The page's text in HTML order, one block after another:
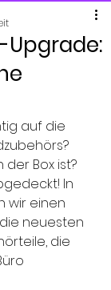
Upgrade:
auf die
der Box ist?
In
wir einen
neuesten
die